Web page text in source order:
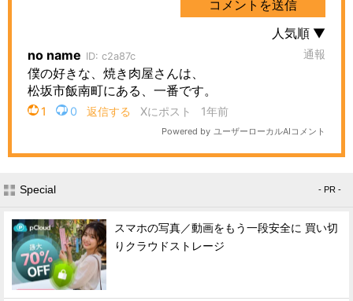
Special - PR -
スマホの写真／動画をもう一段安全に 買い切
りクラウドストレージ